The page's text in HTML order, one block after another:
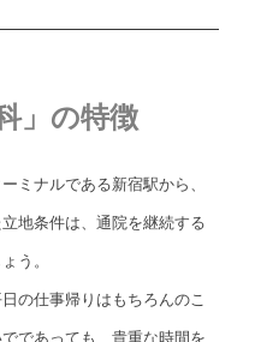
」の特徴
ミナルである新宿駅から、
地条件は、通院を継続する
う。
の仕事帰りはもちろんのこ
であっても、貴重な時間を